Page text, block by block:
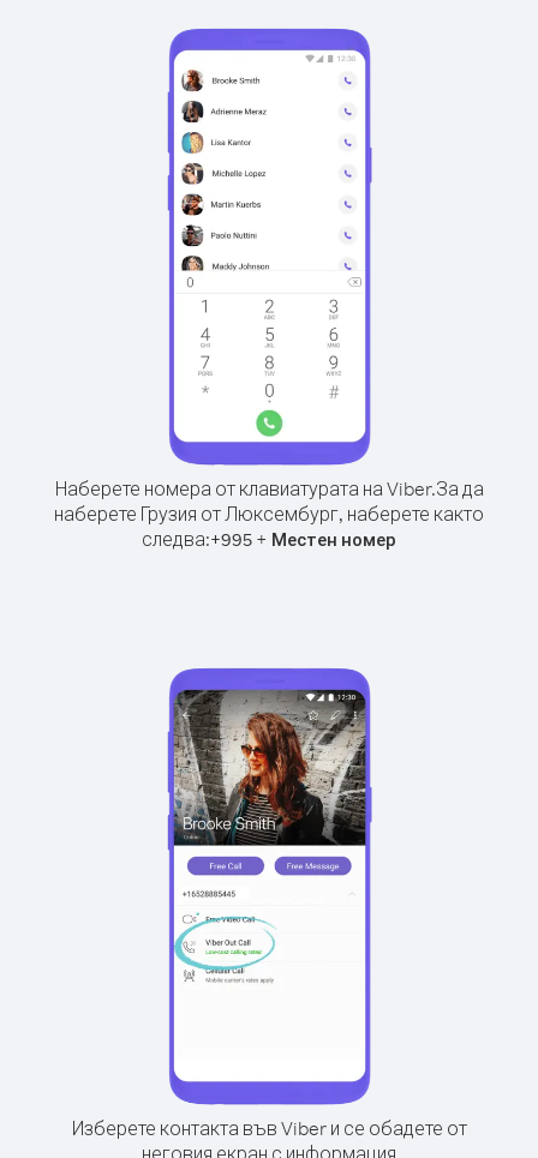
Наберете номера от клавиатурата на Viber.За да
наберете Грузия от Люксембург, наберете както
следва:+995 + Местен номер
Изберете контакта във Viber и се обадете от
неговия екран с информация